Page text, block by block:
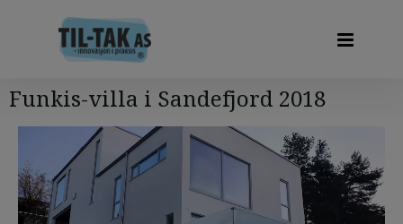
Funkis-villa i Sandefjord 2018